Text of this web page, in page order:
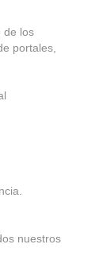
de los
portales,
nuestros